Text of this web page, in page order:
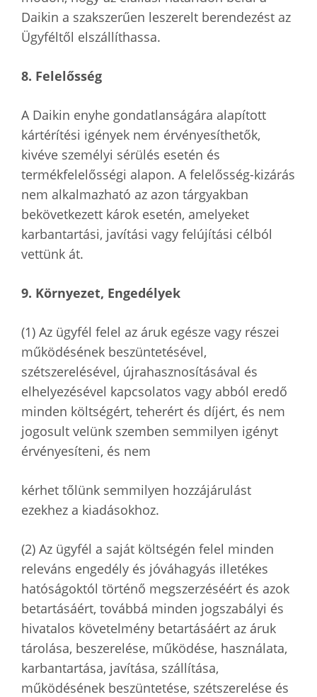
Daikin a szakszerűen leszerelt berendezést az
Ügyféltől elszállíthassa.
8. Felelősség
A Daikin enyhe gondatlanságára alapított
kártérítési igények nem érvényesíthetők,
kivéve személyi sérülés esetén és
termékfelelősségi alapon. A felelősség-kizárás
nem alkalmazható az azon tárgyakban
bekövetkezett károk esetén, amelyeket
karbantartási, javítási vagy felújítási célból
vettünk át.
9. Környezet, Engedélyek
(1) Az ügyfél felel az áruk egésze vagy részei
működésének beszüntetésével,
szétszerelésével, újrahasznosításával és
elhelyezésével kapcsolatos vagy abból eredő
minden költségért, teherért és díjért, és nem
jogosult velünk szemben semmilyen igényt
érvényesíteni, és nem
kérhet tőlünk semmilyen hozzájárulást
ezekhez a kiadásokhoz.
(2) Az ügyfél a saját költségén felel minden
releváns engedély és jóváhagyás illetékes
hatóságoktól történő megszerzéséért és azok
betartásáért, továbbá minden jogszabályi és
hivatalos követelmény betartásáért az áruk
tárolása, beszerelése, működése, használata,
karbantartása, javítása, szállítása,
működésének beszüntetése, szétszerelése és